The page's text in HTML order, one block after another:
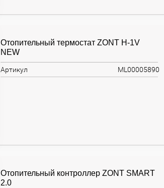
Отопительный термостат ZONT H-1V
NEW
Артикул ML00005890
Отопительный контроллер ZONT SMART
2.0